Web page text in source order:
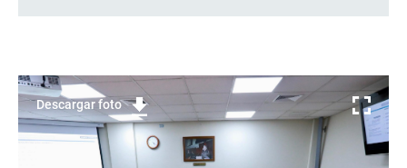
Descargar foto